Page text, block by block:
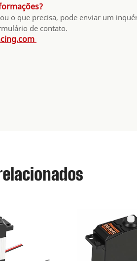
o que precisa, pode enviar um
de contato.